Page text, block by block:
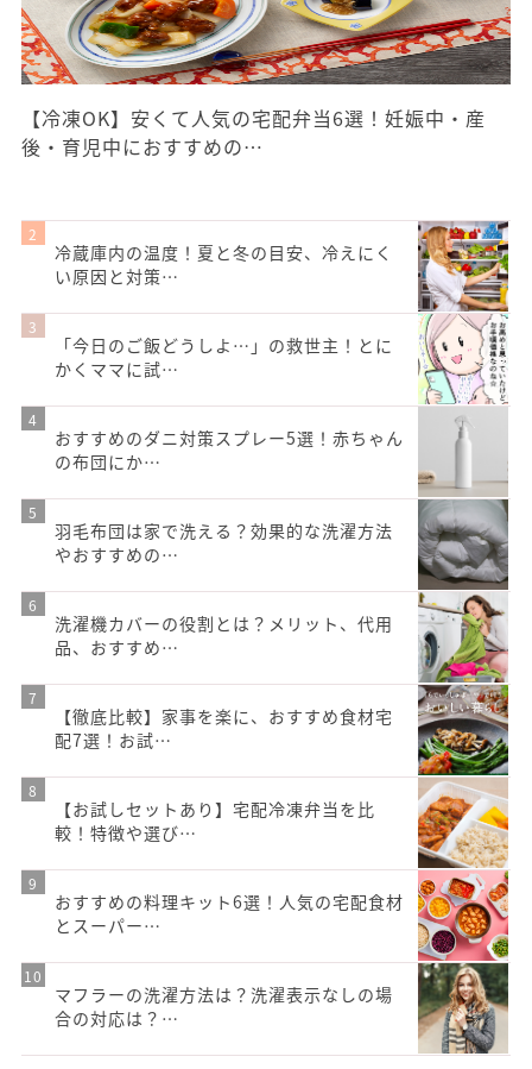
【冷凍OK】安くて人気の宅配弁当6選！妊娠中・産
後・育児中におすすめの…
冷蔵庫内の温度！夏と冬の目安、冷えにく
い原因と対策…
「今日のご飯どうしよ…」の救世主！とに
かくママに試…
おすすめのダニ対策スプレー5選！赤ちゃん
の布団にか…
羽毛布団は家で洗える？効果的な洗濯方法
やおすすめの…
洗濯機カバーの役割とは？メリット、代用
品、おすすめ…
【徹底比較】家事を楽に、おすすめ食材宅
配7選！お試…
【お試しセットあり】宅配冷凍弁当を比
較！特徴や選び…
おすすめの料理キット6選！人気の宅配食材
とスーパー…
マフラーの洗濯方法は？洗濯表示なしの場
合の対応は？…